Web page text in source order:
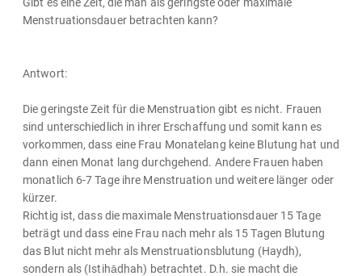
Menstruationsdauer betrachten kann?
Antwort:
Die geringste Zeit für die Menstruation gibt es nicht. Frauen
sind unterschiedlich in ihrer Erschaffung und somit kann es
vorkommen, dass eine Frau Monatelang keine Blutung hat und
dann einen Monat lang durchgehend. Andere Frauen haben
monatlich 6-7 Tage ihre Menstruation und weitere länger oder
kürzer.
Richtig ist, dass die maximale Menstruationsdauer 15 Tage
beträgt und dass eine Frau nach mehr als 15 Tagen Blutung
das Blut nicht mehr als Menstruationsblutung (Haydh),
sondern als (Istihādhah) betrachtet. D.h. sie macht die